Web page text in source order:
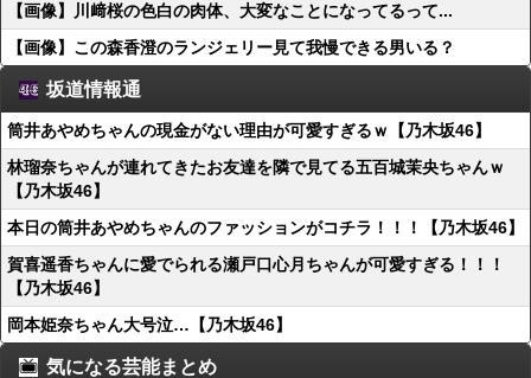
【画像】川﨑桜の色白の肉体、大変なことになってるって...
【画像】この森香澄のランジェリー見て我慢できる男いる？
坂道情報通
筒井あやめちゃんの現金がない理由が可愛すぎるｗ【乃木坂46】
林瑠奈ちゃんが連れてきたお友達を隣で見てる五百城茉央ちゃんｗ
【乃木坂46】
本日の筒井あやめちゃんのファッションがコチラ！！！【乃木坂46】
賀喜遥香ちゃんに愛でられる瀬戸口心月ちゃんが可愛すぎる！！！
【乃木坂46】
岡本姫奈ちゃん大号泣…【乃木坂46】
気になる芸能まとめ